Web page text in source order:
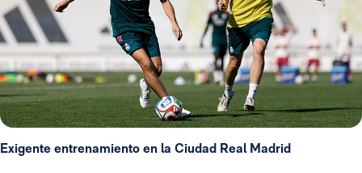
Exigente entrenamiento en la Ciudad Real Madrid